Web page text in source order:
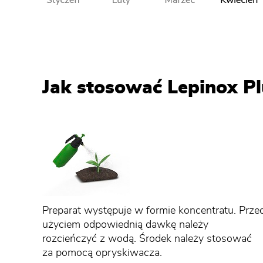
Jak stosować Lepinox
Preparat występuje w formie koncentratu.
użyciem odpowiednią dawkę należy
rozcieńczyć z wodą. Środek należy stosować
za pomocą opryskiwacza.